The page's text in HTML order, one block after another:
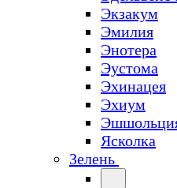
Экзакум
Эмилия
Энотера
Эустома
Эхинацея
Эхиум
Ясколка
Зелень